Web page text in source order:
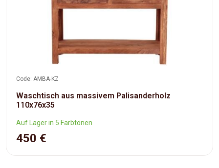
Code: AMBA-KZ
Waschtisch aus massivem Palisanderholz
110x76x35
Auf Lager in 5 Farbtönen
450 €